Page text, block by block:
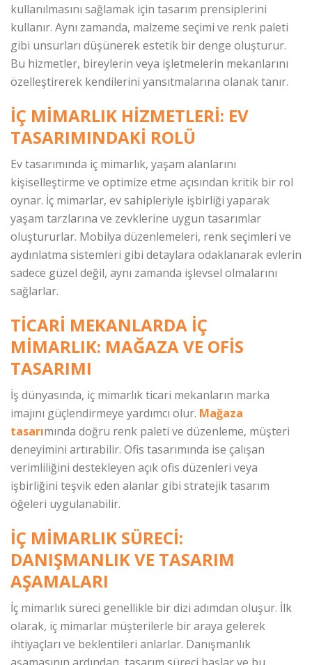
kullanılmasını sağlamak için tasarım prensiplerini
kullanır. Aynı zamanda, malzeme seçimi ve renk paleti
gibi unsurları düşünerek estetik bir denge oluşturur.
Bu hizmetler, bireylerin veya işletmelerin mekanlarını
özelleştirerek kendilerini yansıtmalarına olanak tanır.
İÇ MIMARLIK HIZMETLERI: EV
TASARIMINDAKI ROLÜ
Ev tasarımında iç mimarlık, yaşam alanlarını
kişiselleştirme ve optimize etme açısından kritik bir rol
oynar. İç mimarlar, ev sahipleriyle işbirliği yaparak
yaşam tarzlarına ve zevklerine uygun tasarımlar
oluştururlar. Mobilya düzenlemeleri, renk seçimleri ve
aydınlatma sistemleri gibi detaylara odaklanarak evlerin
sadece güzel değil, aynı zamanda işlevsel olmalarını
sağlarlar.
TICARI MEKANLARDA İÇ
MIMARLIK: MAĞAZA VE OFIS
TASARIMI
İş dünyasında, iç mimarlık ticari mekanların marka
imajını güçlendirmeye yardımcı olur. Mağaza
tasarımında doğru renk paleti ve düzenleme, müşteri
deneyimini artırabilir. Ofis tasarımında ise çalışan
verimliliğini destekleyen açık ofis düzenleri veya
işbirliğini teşvik eden alanlar gibi stratejik tasarım
öğeleri uygulanabilir.
İÇ MIMARLIK SÜRECI:
DANIŞMANLIK VE TASARIM
AŞAMALARI
İç mimarlık süreci genellikle bir dizi adımdan oluşur. İlk
olarak, iç mimarlar müşterilerle bir araya gelerek
ihtiyaçları ve beklentileri anlarlar. Danışmanlık